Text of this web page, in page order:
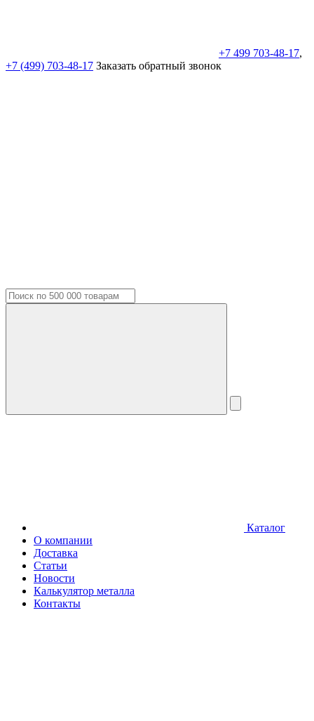
+7 499 703-48-17,
+7 (499) 703-48-17 Заказать обратный звонок
Каталог
О компании
Доставка
Статьи
Новости
Калькулятор металла
Контакты